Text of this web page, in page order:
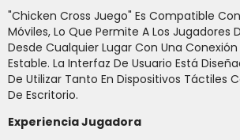
"Chicken Cross Juego" Es Compatible
Móviles, Lo Que Permite A Los Jugadores
Desde Cualquier Lugar Con Una
Estable. La Interfaz De Usuario Está
De Utilizar Tanto En Dispositivos Táctiles
De Escritorio.
Experiencia Jugadora